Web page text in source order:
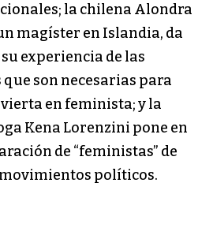
la chilena Alondra
magíster en Islandia, da
experiencia de las
son necesarias para
en feminista; y la
Kena Lorenzini pone en
de “feministas” de
políticos.